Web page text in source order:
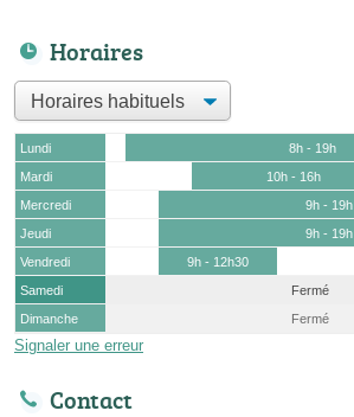
Horaires
Lundi
8h - 19h
Mardi
10h - 16h
Mercredi
9h - 19h
Jeudi
9h - 19h
Vendredi
9h - 12h30
Samedi
Fermé
Dimanche
Fermé
Signaler une erreur
Contact